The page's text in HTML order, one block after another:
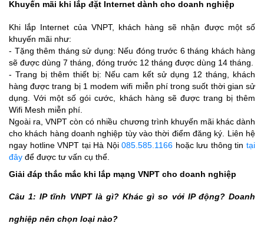
Khuyến mãi khi lắp đặt Internet dành cho doanh nghiệp
Khi lắp Internet của VNPT, khách hàng sẽ nhận được một số
khuyến mãi như:
- Tặng thêm tháng sử dụng: Nếu đóng trước 6 tháng khách hàng
sẽ được dùng 7 tháng, đóng trước 12 tháng được dùng 14 tháng.
- Trang bị thêm thiết bị: Nếu cam kết sử dụng 12 tháng, khách
hàng được trang bị 1 modem wifi miễn phí trong suốt thời gian sử
dụng. Với một số gói cước, khách hàng sẽ được trang bị thêm
Wifi Mesh miễn phí.
Ngoài ra, VNPT còn có nhiều chương trình khuyến mãi khác dành
cho khách hàng doanh nghiệp tùy vào thời điểm đăng ký. Liên hệ
ngay hotline VNPT tại Hà Nội085.585.1166 hoặc lưu thông tintại
đây để được tư vấn cụ thể.
Giải đáp thắc mắc khi lắp mạng VNPT cho doanh nghiệp
Câu 1: IP tĩnh VNPT là gì? Khác gì so với IP động? Doanh
nghiệp nên chọn loại nào?